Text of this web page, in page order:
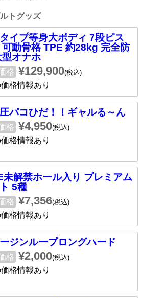
トグッズ
イプ等身大ボディ 7段ピス
可動骨格 TPE 約28kg 完全防
オナホ
格 ¥129,900(税込)
格情報あり
パコひだ！！ギャルる～ん
格 ¥4,950(税込)
格情報あり
未解禁ホール入り プレミアム
5種
格 ¥7,356(税込)
格情報あり
ジンループロングハード
格 ¥2,000(税込)
格情報あり